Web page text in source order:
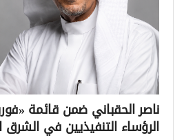
ناصر الحقباني ضمن قائمة
الرؤساء التنفيذيين في الشرق